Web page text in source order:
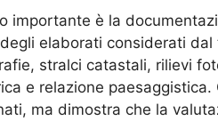
importante è la
elaborati considerati
stralci catastali, rilievi
e relazione
ma dimostra che la